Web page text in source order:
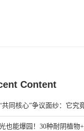
Content
共同核心”争议面纱：它究
也能爆园！30种耐阴植物